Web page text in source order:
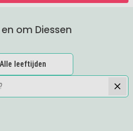
om Diessen